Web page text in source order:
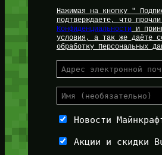
Нажимая на кнопку "
подтверждаете, что прочли
Конфиденциальностии
условия, а так же даёте
обработку Персональных
Новости
Акции и скидки